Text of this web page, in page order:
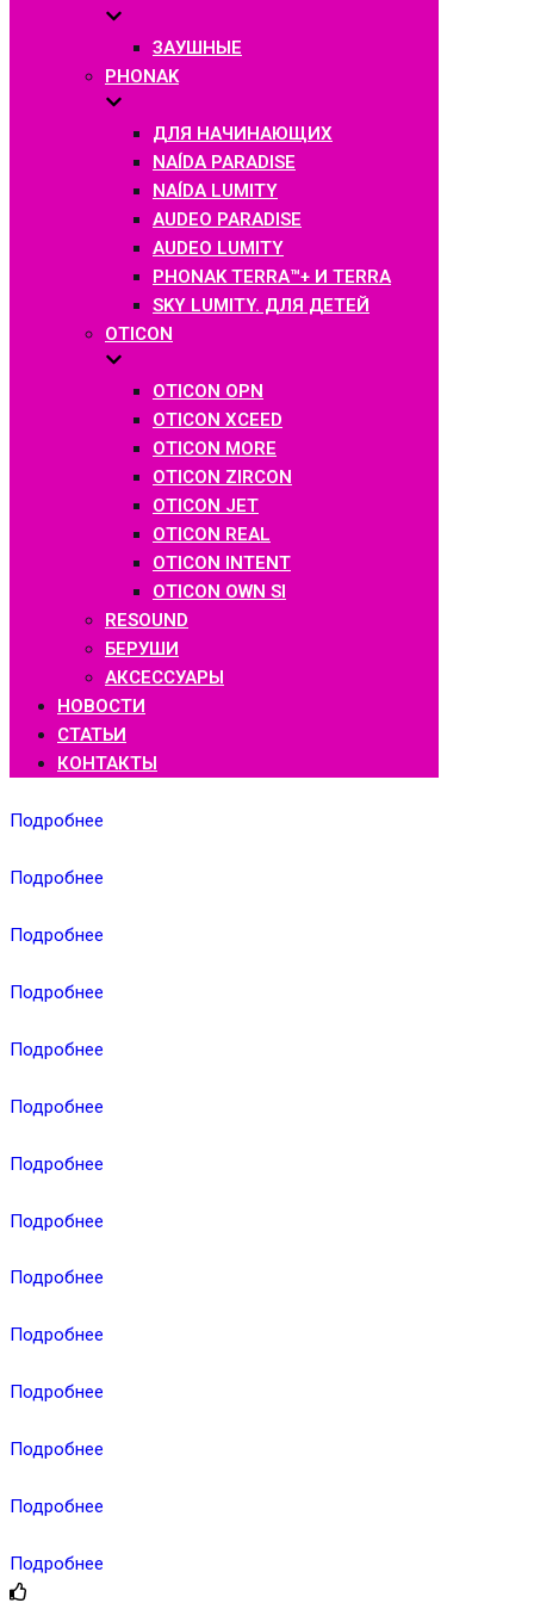
ЗАУШНЫЕ
PHONAK
ДЛЯ НАЧИНАЮЩИХ
NAÍDA PARADISE
NAÍDA LUMITY
AUDEO PARADISE
AUDEO LUMITY
PHONAK TERRA™+ И TERRA
SKY LUMITY. ДЛЯ ДЕТЕЙ
OTICON
OTICON OPN
OTICON XCEED
OTICON MORE
OTICON ZIRCON
OTICON JET
OTICON REAL
OTICON INTENT
OTICON OWN SI
RESOUND
БЕРУШИ
АКСЕССУАРЫ
НОВОСТИ
СТАТЬИ
КОНТАКТЫ
Подробнее
Подробнее
Подробнее
Подробнее
Подробнее
Подробнее
Подробнее
Подробнее
Подробнее
Подробнее
Подробнее
Подробнее
Подробнее
Подробнее